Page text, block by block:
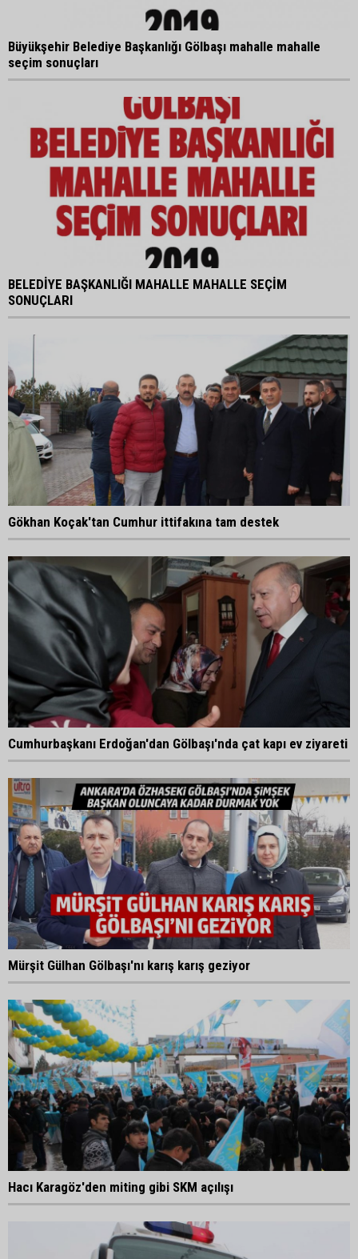
Büyükşehir Belediye Başkanlığı Gölbaşı mahalle mahalle
seçim sonuçları
BELEDİYE BAŞKANLIĞI MAHALLE MAHALLE SEÇİM
SONUÇLARI
Gökhan Koçak'tan Cumhur ittifakına tam destek
Cumhurbaşkanı Erdoğan'dan Gölbaşı'nda çat kapı ev ziyareti
Mürşit Gülhan Gölbaşı'nı karış karış geziyor
Hacı Karagöz'den miting gibi SKM açılışı